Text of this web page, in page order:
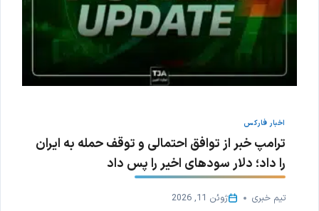
اخبار فارکس
ترامپ خبر از توافق احتمالی و توقف حمله به ایران
را داد؛ دلار سودهای اخیر را پس داد
تیم خبری ژوئن 11, 2026